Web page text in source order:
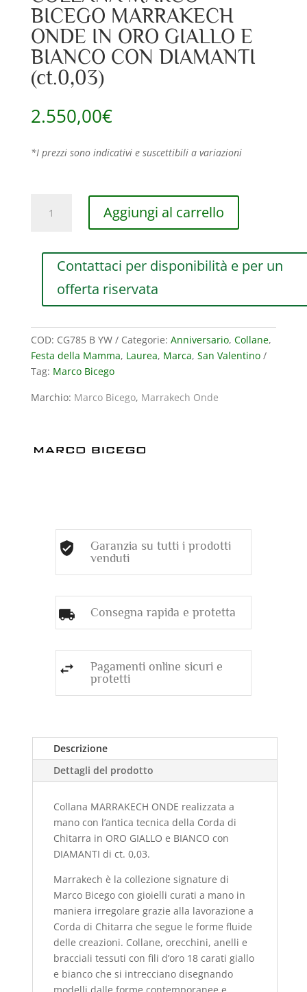
BICEGO MARRAKECH
ONDE IN ORO GIALLO E
BIANCO CON DIAMANTI
(ct.0,03)
2.550,00€
*I prezzi sono indicativi e suscettibili a variazioni
MARCO
E
BIANCO
CON
DIAMANTI
Aggiungi al carrello
Contattaci per disponibilità e per un
offerta riservata
COD: CG785 B YW Categorie: Anniversario, Collane,
Festa della Mamma, Laurea, Marca, San Valentino
Tag: Marco Bicego
Marchio: Marco Bicego, Marrakech Onde
Garanzia su tutti i prodotti
venduti
Consegna rapida e protetta
Pagamenti online sicuri e
protetti
Descrizione
Dettagli del prodotto
Collana MARRAKECH ONDE realizzata a
mano con l’antica tecnica della Corda di
Chitarra in ORO GIALLO e BIANCO con
DIAMANTI di ct. 0,03.
Marrakech è la collezione signature di
Marco Bicego con gioielli curati a mano in
maniera irregolare grazie alla lavorazione a
Corda di Chitarra che segue le forme fluide
delle creazioni. Collane, orecchini, anelli e
bracciali tessuti con fili d’oro 18 carati giallo
e bianco che si intrecciano disegnando
modelli dalle forme contemporanee e